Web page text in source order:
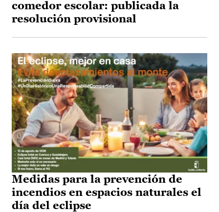
comedor escolar: publicada la
resolución provisional
Medidas para la prevención de
incendios en espacios naturales el
día del eclipse